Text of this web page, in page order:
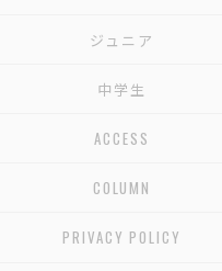
ジュニア
中学生
ACCESS
COLUMN
PRIVACY POLICY